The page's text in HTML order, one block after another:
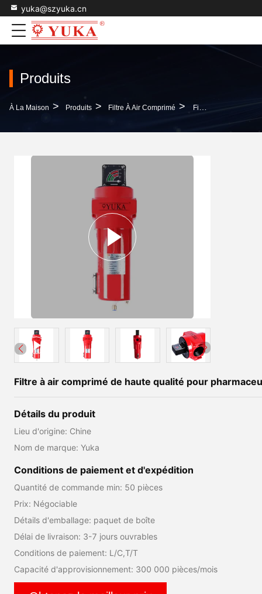
yuka@szyuka.cn
Produits
À La Maison > Produits > Filtre À Air Comprimé > Filtre À Air Comprimé De Haute Qualité Pour Pharmaceutique
Filtre à air comprimé de haute qualité pour
Détails du produit
Lieu d'origine: Chine
Nom de marque: Yuka
Conditions de paiement et d'expédition
Quantité de commande min: 50 pièces
Prix: Négociable
Détails d'emballage: paquet de boîte
Délai de livraison: 3-7 jours ouvrables
Conditions de paiement: L/C,T/T
Capacité d'approvisionnement: 300 000 pièces/mois